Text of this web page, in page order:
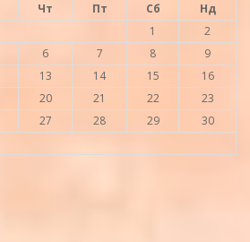
Чт Пт Сб
Нд
1
2
6 7 8
9
13 14 15
16
20 21 22
23
27 28 29
30